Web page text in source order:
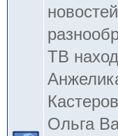
ТВ
Ольга